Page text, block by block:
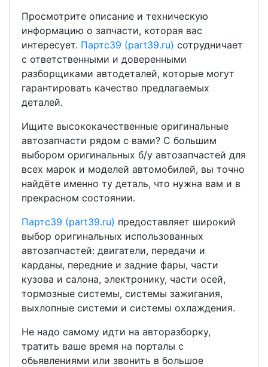
Просмотрите описание и техническую
информацию о запчасти, которая вас
интересует. Партс39 (part39.ru) сотрудничает
с ответственными и доверенными
разборщиками автодеталей, которые могут
гарантировать качество предлагаемых
деталей.
Ищите высококачественные оригинальные
автозапчасти рядом с вами? С большим
выбором оригинальных б/у автозапчастей для
всех марок и моделей автомобилей, вы точно
найдёте именно ту деталь, что нужна вам и в
прекрасном состоянии.
Партс39 (part39.ru) предоставляет широкий
выбор оригинальных использованных
автозапчастей: двигатели, передачи и
карданы, передние и задние фары, части
кузова и салона, электронику, части осей,
тормозные системы, системы зажигания,
выхлопные системи и системы охлаждения.
Не надо самому идти на авторазборку,
тратить ваше время на порталы с
обьявлениями или звонить в большое